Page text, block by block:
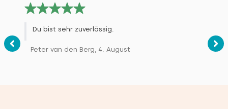
Du bist sehr zuverlässig.
Peter van den Berg, 4. August